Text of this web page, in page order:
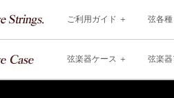
ご利用ガイド 弦各種
弦楽器ケース 弦楽